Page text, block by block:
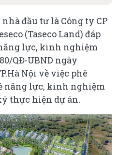
nhà đầu tư là Công ty CP
(Taseco Land) đáp
lực, kinh nghiệm
QĐ-UBND ngày
Nội về việc phê
năng lực, kinh nghiệm
thực hiện dự án.